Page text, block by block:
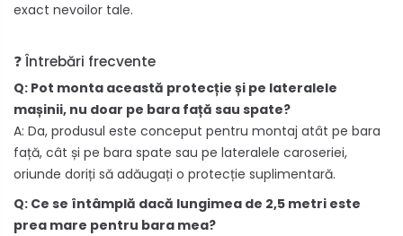
exact nevoilor tale.
❓ Întrebări frecvente
Q: Pot monta această protecție și pe lateralele
mașinii, nu doar pe bara față sau spate?
A: Da, produsul este conceput pentru montaj atât pe bara
față, cât și pe bara spate sau pe lateralele caroseriei,
oriunde doriți să adăugați o protecție suplimentară.
Q: Ce se întâmplă dacă lungimea de 2,5 metri este
prea mare pentru bara mea?